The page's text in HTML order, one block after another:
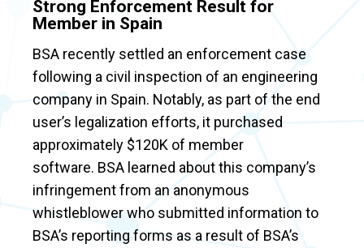
Strong Enforcement Result for
Member in Spain
BSA recently settled an enforcement case
following a civil inspection of an engineering
company in Spain. Notably, as part of the end
user’s legalization efforts, it purchased
approximately $120K of member
software. BSA learned about this company’s
infringement from an anonymous
whistleblower who submitted information to
BSA’s reporting forms as a result of BSA’s